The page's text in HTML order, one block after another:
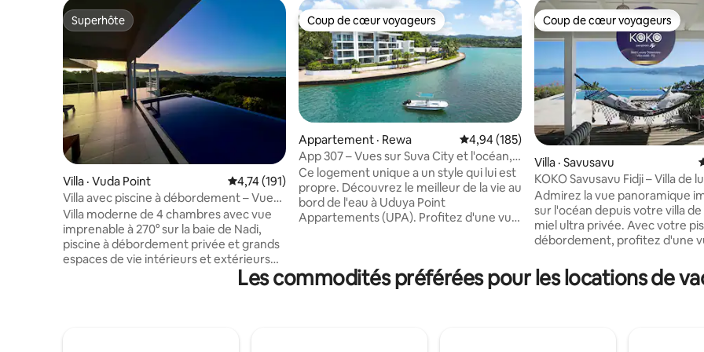
Superhôte
Superhôte
Villa · Vuda Point Note moyenne de 4,74 sur 5, 191 commentaires
4,74 (191)
Villa avec piscine à débordement – Vue
panoramique sur l'océan
Villa moderne de 4 chambres avec vue
imprenable à 270° sur la baie de Nadi,
piscine à débordement privée et grands
espaces de vie intérieurs et extérieurs
parfaits pour se détendre et se divertir. À
seulement 5 à 10 minutes à pied d'une
Coup de cœur voyageurs
Coup de cœur voyageurs
Appartement · Rewa Note moyenne de 4,94 sur 5, 185
4,94 (185)
App 307 – Vues sur Suva City et l'océan,
grand balcon
Ce logement unique a un style qui lui est
propre. Découvrez le meilleur de la vie au
bord de l'eau à Uduya Point
Appartements (UPA). Profitez d'une vue
modernes disposent de : Intérieurs ●
spacieux Cuisines ● bien équipées
Coup de cœur voyageurs
Coup de cœur voyageurs
Villa · Savusavu
KOKO Savusavu Fidji – Villa de
miel avec vue sur l’océan et
Admirez la vue panoramique
sur l'océan depuis votre villa
miel ultra privée. Avec votre
débordement, profitez d'une
et la ville de voile. La villa
l'île des Fidji est
aventures en plein air ~ Les
Les commodités préférées pour les locations de